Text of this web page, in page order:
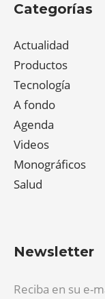
Categorías
Actualidad
Productos
Tecnología
A fondo
Agenda
Videos
Monográficos
Salud
Newsletter
Reciba en su e-